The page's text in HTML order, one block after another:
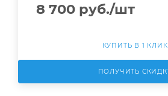
8 700 руб./шт
КУПИТЬ В 1 КЛИК
ПОЛУЧИТЬ